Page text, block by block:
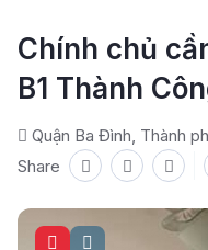
Chính chủ
B1 Thành
Quận Ba Đình, Thành
Share